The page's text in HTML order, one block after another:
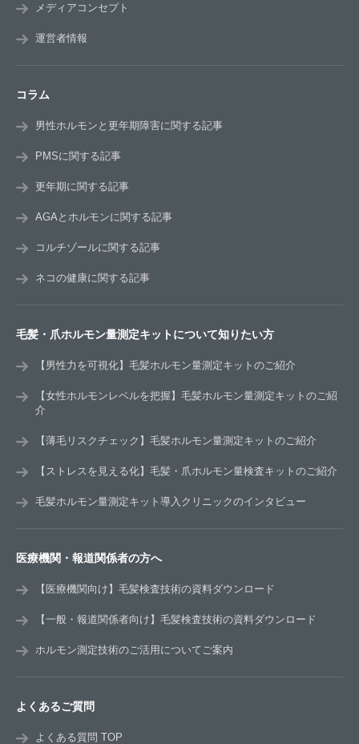
メディアコンセプト
運営者情報
コラム
男性ホルモンと更年期障害に関する記事
PMSに関する記事
更年期に関する記事
AGAとホルモンに関する記事
コルチゾールに関する記事
ネコの健康に関する記事
毛髪・爪ホルモン量測定キットについて知りたい方
【男性力を可視化】毛髪ホルモン量測定キットのご紹介
【女性ホルモンレベルを把握】毛髪ホルモン量測定キットのご紹
介
【薄毛リスクチェック】毛髪ホルモン量測定キットのご紹介
【ストレスを見える化】毛髪・爪ホルモン量検査キットのご紹介
毛髪ホルモン量測定キット導入クリニックのインタビュー
医療機関・報道関係者の方へ
【医療機関向け】毛髪検査技術の資料ダウンロード
【一般・報道関係者向け】毛髪検査技術の資料ダウンロード
ホルモン測定技術のご活用についてご案内
よくあるご質問
よくある質問 TOP